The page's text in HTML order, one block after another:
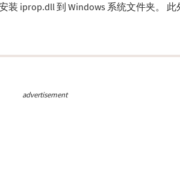
iprop.dll 到 Windows 系统文件夹。
advertisement